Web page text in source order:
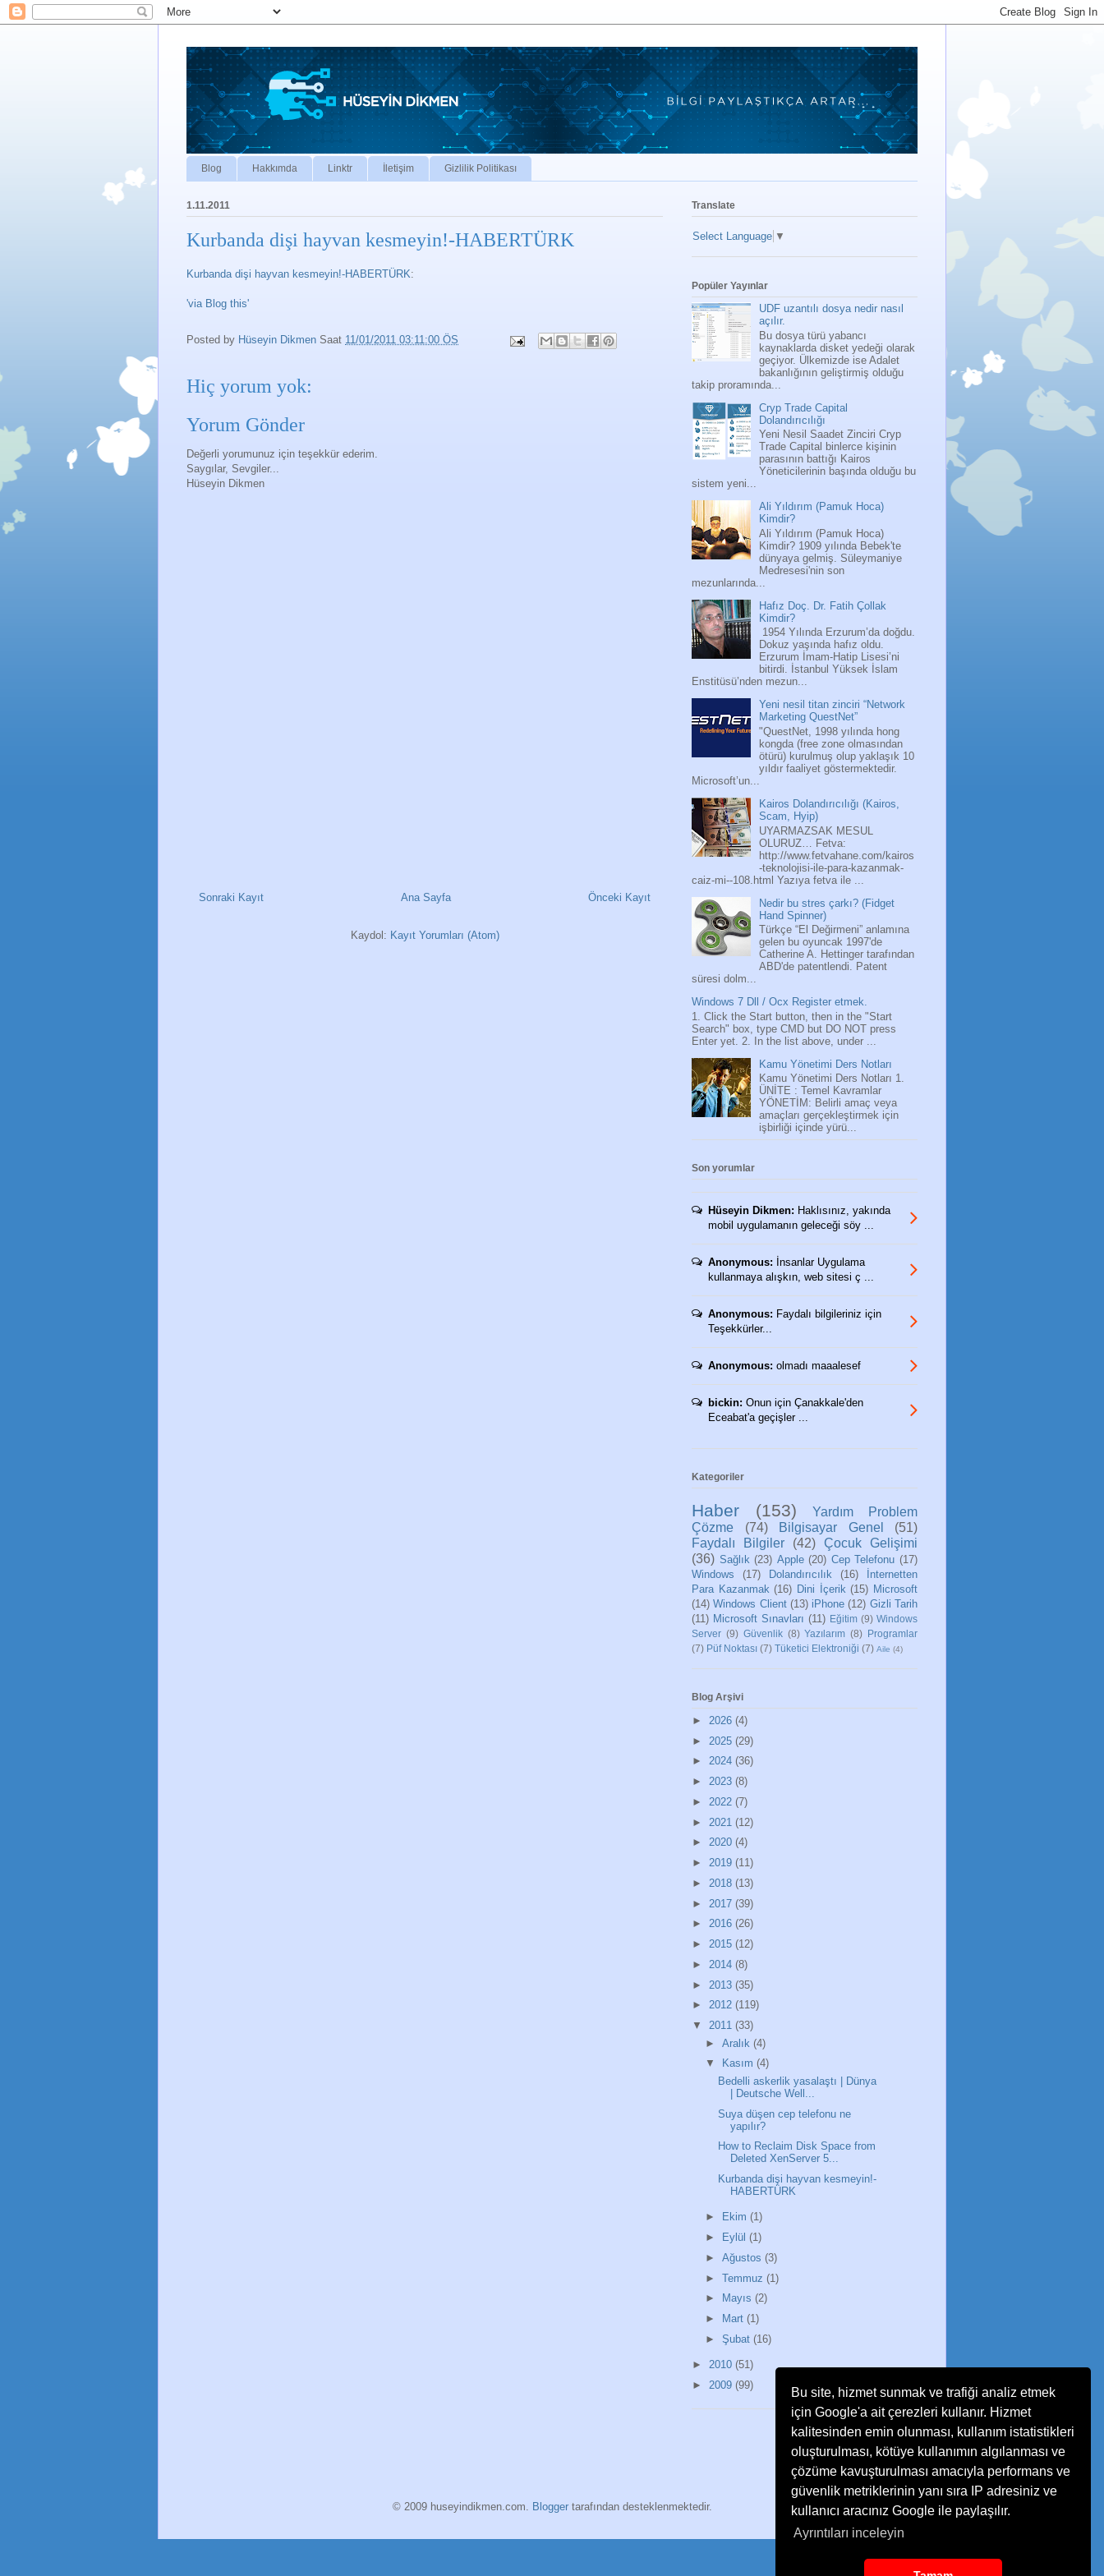
Bu site, hizmet sunmak ve trafiği analiz etmek
için Google'a ait çerezleri kullanır. Hizmet
kalitesinden emin olunması, kullanım istatistikleri
oluşturulması, kötüye kullanımın algılanması ve
çözüme kavuşturulması amacıyla performans ve
güvenlik metriklerinin yanı sıra IP adresiniz ve
kullanıcı aracınız Google ile paylaşılır.
Ayrıntıları inceleyin
Blog Hakkımda Linktr İletişim Gizlilik Politikası
1.11.2011
Kurbanda dişi hayvan kesmeyin!-HABERTÜRK
Kurbanda dişi hayvan kesmeyin!-HABERTÜRK:
'via Blog this'
Posted by Hüseyin Dikmen Saat 11/01/2011 03:11:00 ÖS
Hiç yorum yok:
Yorum Gönder
Değerli yorumunuz için teşekkür ederim.
Saygılar, Sevgiler...
Hüseyin Dikmen
Sonraki Kayıt Önceki Kayıt
Ana Sayfa
Kaydol: Kayıt Yorumları (Atom)
Translate
Select Language ▼
Popüler Yayınlar
UDF uzantılı dosya nedir nasıl
açılır.
Bu dosya türü yabancı
kaynaklarda disket yedeği olarak
geçiyor. Ülkemizde ise Adalet
bakanlığının geliştirmiş olduğu
takip proramında...
Cryp Trade Capital
Dolandırıcılığı
Yeni Nesil Saadet Zinciri Cryp
Trade Capital binlerce kişinin
parasının battığı Kairos
Yöneticilerinin başında olduğu bu
sistem yeni...
Ali Yıldırım (Pamuk Hoca)
Kimdir?
Ali Yıldırım (Pamuk Hoca)
Kimdir? 1909 yılında Bebek'te
dünyaya gelmiş. Süleymaniye
Medresesi'nin son
mezunlarında...
Hafız Doç. Dr. Fatih Çollak
Kimdir?
1954 Yılında Erzurum’da doğdu.
Dokuz yaşında hafız oldu.
Erzurum İmam-Hatip Lisesi’ni
bitirdi. İstanbul Yüksek İslam
Enstitüsü’nden mezun...
Yeni nesil titan zinciri “Network
Marketing QuestNet”
"QuestNet, 1998 yılında hong
kongda (free zone olmasından
ötürü) kurulmuş olup yaklaşık 10
yıldır faaliyet göstermektedir.
Microsoft’un...
Kairos Dolandırıcılığı (Kairos,
Scam, Hyip)
UYARMAZSAK MESUL
OLURUZ… Fetva:
http://www.fetvahane.com/kairos
-teknolojisi-ile-para-kazanmak-
caiz-mi--108.html Yazıya fetva ile ...
Nedir bu stres çarkı? (Fidget
Hand Spinner)
Türkçe “El Değirmeni” anlamına
gelen bu oyuncak 1997'de
Catherine A. Hettinger tarafından
ABD'de patentlendi. Patent
süresi dolm...
Windows 7 Dll / Ocx Register etmek.
1. Click the Start button, then in the "Start
Search" box, type CMD but DO NOT press
Enter yet. 2. In the list above, under ...
Kamu Yönetimi Ders Notları
Kamu Yönetimi Ders Notları 1.
ÜNİTE : Temel Kavramlar
YÖNETİM: Belirli amaç veya
amaçları gerçekleştirmek için
işbirliği içinde yürü...
Son yorumlar
Hüseyin Dikmen: Haklısınız, yakında
mobil uygulamanın geleceği söy ...
Anonymous: İnsanlar Uygulama
kullanmaya alışkın, web sitesi ç ...
Anonymous: Faydalı bilgileriniz için
Teşekkürler...
Anonymous: olmadı maaalesef
bickin: Onun için Çanakkale'den
Eceabat'a geçişler ...
Kategoriler
Haber (153)
Yardım Problem
Çözme
(74) Bilgisayar Genel
(51)
Faydalı Bilgiler
(42) Çocuk Gelişimi
(36) Sağlık (23) Apple (20) Cep Telefonu (17)
Windows
(17) Dolandırıcılık (16)
İnternetten
Para Kazanmak (16) Dini İçerik (15) Microsoft
(14) Windows Client (13) iPhone (12) Gizli Tarih
(11) Microsoft Sınavları (11) Eğitim (9) Windows
Server (9) Güvenlik (8) Yazılarım (8)
Programlar
(7) Püf Noktası (7) Tüketici Elektroniği (7) Aile (4)
Blog Arşivi
► 2026 (4)
► 2025 (29)
► 2024 (36)
► 2023 (8)
► 2022 (7)
► 2021 (12)
► 2020 (4)
► 2019 (11)
► 2018 (13)
► 2017 (39)
► 2016 (26)
► 2015 (12)
► 2014 (8)
► 2013 (35)
► 2012 (119)
▼ 2011 (33)
► Aralık (4)
▼
Kasım (4)
Bedelli askerlik yasalaştı | Dünya
| Deutsche Well...
Suya düşen cep telefonu ne
yapılır?
How to Reclaim Disk Space from
Deleted XenServer 5...
Kurbanda dişi hayvan kesmeyin!-
HABERTÜRK
► Ekim (1)
►
Eylül (1)
► Ağustos (3)
► Temmuz (1)
►
Mayıs (2)
►
Mart (1)
► Şubat (16)
► 2010 (51)
► 2009 (99)
© 2009 huseyindikmen.com. Bloggertarafından desteklenmektedir.